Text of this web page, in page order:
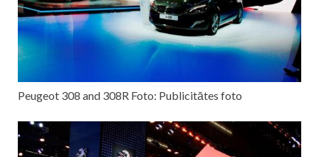
Peugeot 308 and 308R Foto: Publicitātes foto